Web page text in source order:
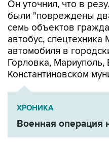
семь объектов
автобус,
автомобиля в
Горловка, Мариуполь,
Константиновском
ХРОНИКА
Военная операция
Денис Пушилин ДНР